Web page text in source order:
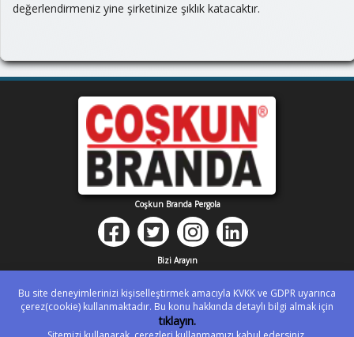
değerlendirmeniz yine şirketinize şıklık katacaktır.
Coşkun Branda Pergola
Bizi Arayın
Whatsapp
0 554 831 92 43
Bu site deneyimlerinizi kişiselleştirmek amacıyla KVKK ve GDPR uyarınca
çerez(cookie) kullanmaktadır. Bu konu hakkında detaylı bilgi almak için
tıklayın.